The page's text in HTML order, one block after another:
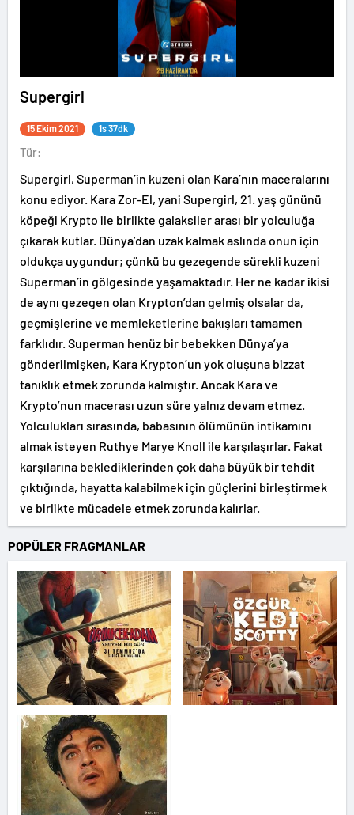
Supergirl
15 Ekim 2021 1s 37dk
Tür:
Supergirl, Superman’in kuzeni olan Kara’nın maceralarını
konu ediyor. Kara Zor-El, yani Supergirl, 21. yaş gününü
köpeği Krypto ile birlikte galaksiler arası bir yolculuğa
çıkarak kutlar. Dünya’dan uzak kalmak aslında onun için
oldukça uygundur; çünkü bu gezegende sürekli kuzeni
Superman’in gölgesinde yaşamaktadır. Her ne kadar ikisi
de aynı gezegen olan Krypton’dan gelmiş olsalar da,
geçmişlerine ve memleketlerine bakışları tamamen
farklıdır. Superman henüz bir bebekken Dünya’ya
gönderilmişken, Kara Krypton’un yok oluşuna bizzat
tanıklık etmek zorunda kalmıştır. Ancak Kara ve
Krypto’nun macerası uzun süre yalnız devam etmez.
Yolculukları sırasında, babasının ölümünün intikamını
almak isteyen Ruthye Marye Knoll ile karşılaşırlar. Fakat
karşılarına beklediklerinden çok daha büyük bir tehdit
çıktığında, hayatta kalabilmek için güçlerini birleştirmek
ve birlikte mücadele etmek zorunda kalırlar.
POPÜLER FRAGMANLAR